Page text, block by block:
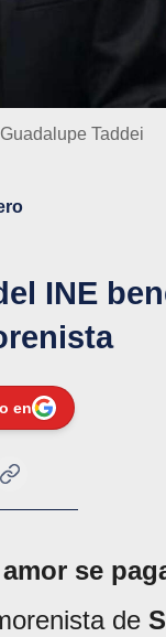
Taddei
INE
en
se
de